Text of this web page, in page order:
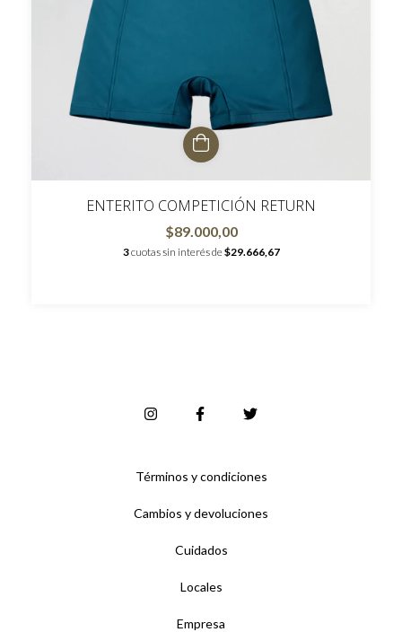
ENTERITO COMPETICIÓN RETURN
$89.000,00
3cuotas sin interés de$29.666,67
Términos y condiciones
Cambios y devoluciones
Cuidados
Locales
Empresa